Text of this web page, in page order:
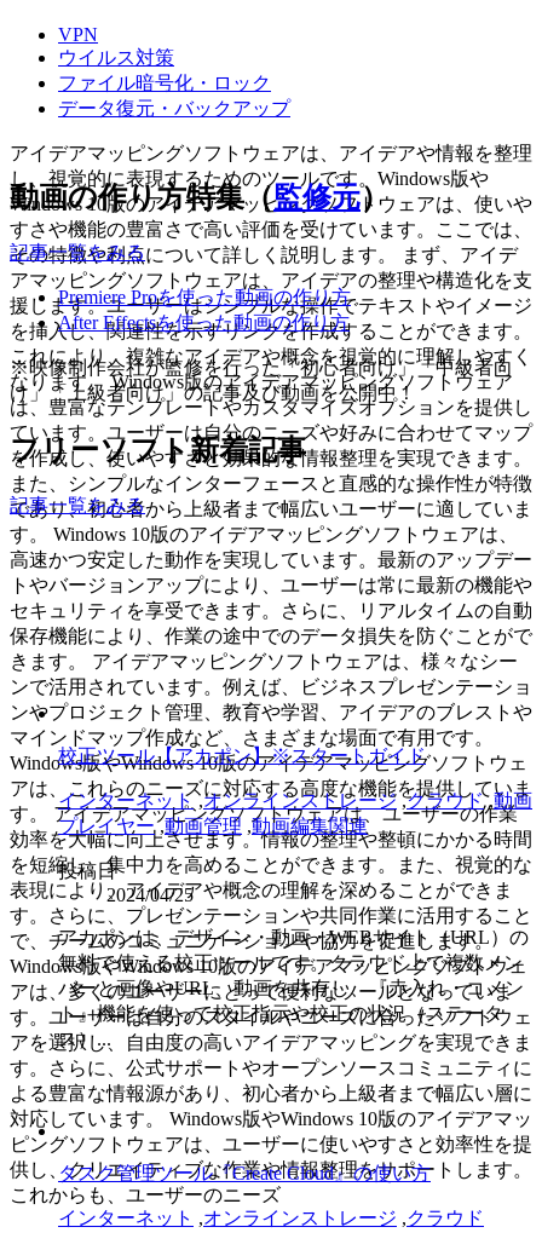
VPN
ウイルス対策
ファイル暗号化・ロック
データ復元・バックアップ
アイデアマッピングソフトウェアは、アイデアや情報を整理
し、視覚的に表現するためのツールです。Windows版や
Windows 10版のアイデアマッピングソフトウェアは、使いや
すさや機能の豊富さで高い評価を受けています。ここでは、
その特徴や利点について詳しく説明します。 まず、アイデ
アマッピングソフトウェアは、アイデアの整理や構造化を支
援します。ユーザーはシンプルな操作でテキストやイメージ
を挿入し、関連性を示すリンクを作成することができます。
これにより、複雑なアイデアや概念を視覚的に理解しやすく
なります。 Windows版のアイデアマッピングソフトウェア
は、豊富なテンプレートやカスタマイズオプションを提供し
ています。ユーザーは自分のニーズや好みに合わせてマップ
を作成し、使いやすさと効果的な情報整理を実現できます。
また、シンプルなインターフェースと直感的な操作性が特徴
であり、初心者から上級者まで幅広いユーザーに適していま
す。 Windows 10版のアイデアマッピングソフトウェアは、
高速かつ安定した動作を実現しています。最新のアップデー
トやバージョンアップにより、ユーザーは常に最新の機能や
セキュリティを享受できます。さらに、リアルタイムの自動
保存機能により、作業の途中でのデータ損失を防ぐことがで
きます。 アイデアマッピングソフトウェアは、様々なシー
ンで活用されています。例えば、ビジネスプレゼンテーショ
ンやプロジェクト管理、教育や学習、アイデアのブレストや
マインドマップ作成など、さまざまな場面で有用です。
Windows版やWindows 10版のアイデアマッピングソフトウェ
アは、これらのニーズに対応する高度な機能を提供していま
す。 アイデアマッピングソフトウェアは、ユーザーの作業
効率を大幅に向上させます。情報の整理や整頓にかかる時間
を短縮し、集中力を高めることができます。また、視覚的な
表現により、アイデアや概念の理解を深めることができま
す。さらに、プレゼンテーションや共同作業に活用すること
で、チームのコミュニケーションや協力を促進します。
Windows版やWindows 10版のアイデアマッピングソフトウェ
アは、多くのユーザーにとって便利なツールとなっていま
す。ユーザーは自分のスタイルやニーズに合ったソフトウェ
アを選択し、自由度の高いアイデアマッピングを実現できま
す。さらに、公式サポートやオープンソースコミュニティに
よる豊富な情報源があり、初心者から上級者まで幅広い層に
対応しています。 Windows版やWindows 10版のアイデアマッ
ピングソフトウェアは、ユーザーに使いやすさと効率性を提
供し、クリエイティブな作業や情報整理をサポートします。
これからも、ユーザーのニーズ
動画の作り方特集（監修元）
記事一覧をみる
Premiere Proを使った動画の作り方
After Effectsを使った動画の作り方
※映像制作会社が監修を行った「初心者向け」「中級者向
け」「上級者向け」の記事及び動画を公開中！
フリーソフト新着記事
記事一覧をみる
校正ツール【アカポン】※スタートガイド
インターネット ,オンラインストレージ ,クラウド,動画
プレイヤー,動画管理 ,動画編集関連
投稿日
2024/04/25
アカポンは、デザイン・動画・WEBサイト（URL）の
無料で使える校正ツールです。クラウド上で複数メン
バーと画像やURL、動画を共有し、『赤入れ・コメン
ト』機能を使って校正指示や校正の状況（ステータ
ス）...
タスク管理ツール『Create Cloud』の使い方
インターネット ,オンラインストレージ ,クラウド